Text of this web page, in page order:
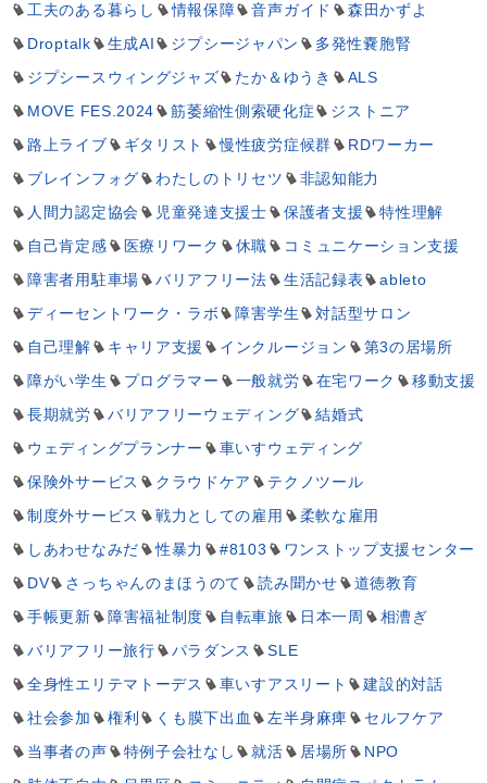
工夫のある暮らし
情報保障 音声ガイド
森田かずよ
Droptalk
生成AI ジプシージャパン
多発性嚢胞腎
ジプシースウィングジャズ
たか＆ゆうき
ALS
MOVE FES.2024
筋萎縮性側索硬化症
ジストニア
路上ライブ
ギタリスト 慢性疲労症候群
RDワーカー
ブレインフォグ
わたしのトリセツ
非認知能力
人間力認定協会
児童発達支援士 保護者支援
特性理解
自己肯定感
医療リワーク 休職
コミュニケーション支援
障害者用駐車場
バリアフリー法 生活記録表
ableto
ディーセントワーク・ラボ
障害学生
対話型サロン
自己理解
キャリア支援 インクルージョン
第3の居場所
障がい学生
プログラマー 一般就労 在宅ワーク
移動支援
長期就労
バリアフリーウェディング
結婚式
ウェディングプランナー
車いすウェディング
保険外サービス
クラウドケア
テクノツール
制度外サービス
戦力としての雇用
柔軟な雇用
しあわせなみだ
性暴力 #8103
ワンストップ支援センター
DV
さっちゃんのまほうのて 読み聞かせ
道徳教育
手帳更新
障害福祉制度 自転車旅 日本一周
相漕ぎ
バリアフリー旅行
パラダンス
SLE
全身性エリテマトーデス
車いすアスリート
建設的対話
社会参加
権利 くも膜下出血 左半身麻痺
セルフケア
当事者の声
特例子会社なし 就活 居場所
NPO